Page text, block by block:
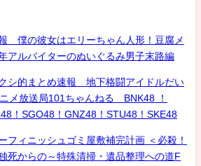
僕の彼女はエリーちゃん人形！豆腐メ
アルバイターのぬいぐるみ男子末路編
シ的まとめ速報 地下格闘アイドルだい
メ放送局101ちゃんねる BNK48 ！
！SGO48！GNZ48！STU48！SKE48
フィニッシュゴミ屋敷補完計画 ＜必殺！
死からの～特殊清掃・遺品整理への道F